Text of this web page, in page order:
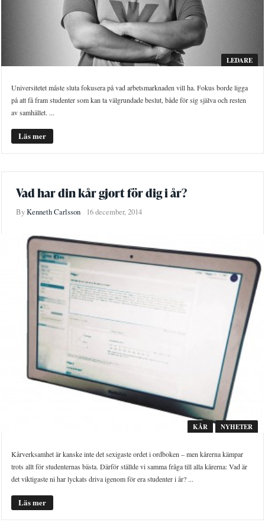
LEDARE
Universitetet måste sluta fokusera på vad arbetsmarknaden vill ha. Fokus borde ligga
på att få fram studenter som kan ta välgrundade beslut, både för sig själva och resten
av samhället. ...
Läs mer
Vad har din kår gjort för dig i år?
ByKenneth Carlsson 16 december, 2014
KÅR NYHETER
Kårverksamhet är kanske inte det sexigaste ordet i ordboken – men kårerna kämpar
trots allt för studenternas bästa. Därför ställde vi samma fråga till alla kårerna: Vad är
det viktigaste ni har lyckats driva igenom för era studenter i år? ...
Läs mer